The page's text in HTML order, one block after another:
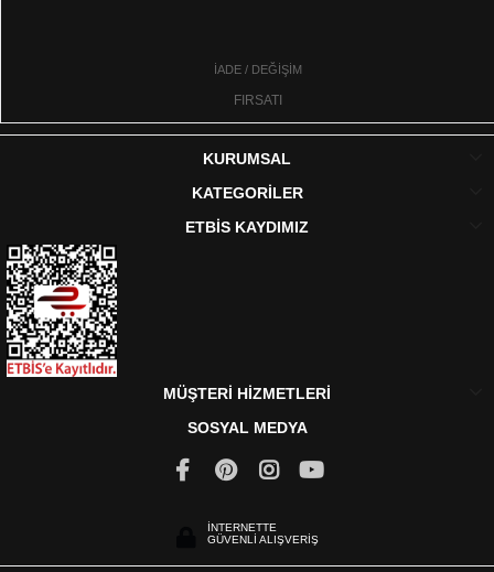
İADE / DEĞİŞİM
FIRSATI
KURUMSAL
KATEGORİLER
ETBİS KAYDIMIZ
MÜŞTERİ HİZMETLERİ
SOSYAL MEDYA
İNTERNETTE
GÜVENLİ ALIŞVERİŞ